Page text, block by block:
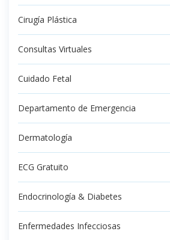
Cirugía Plástica
Consultas Virtuales
Cuidado Fetal
Departamento de Emergencia
Dermatología
ECG Gratuito
Endocrinología & Diabetes
Enfermedades Infecciosas